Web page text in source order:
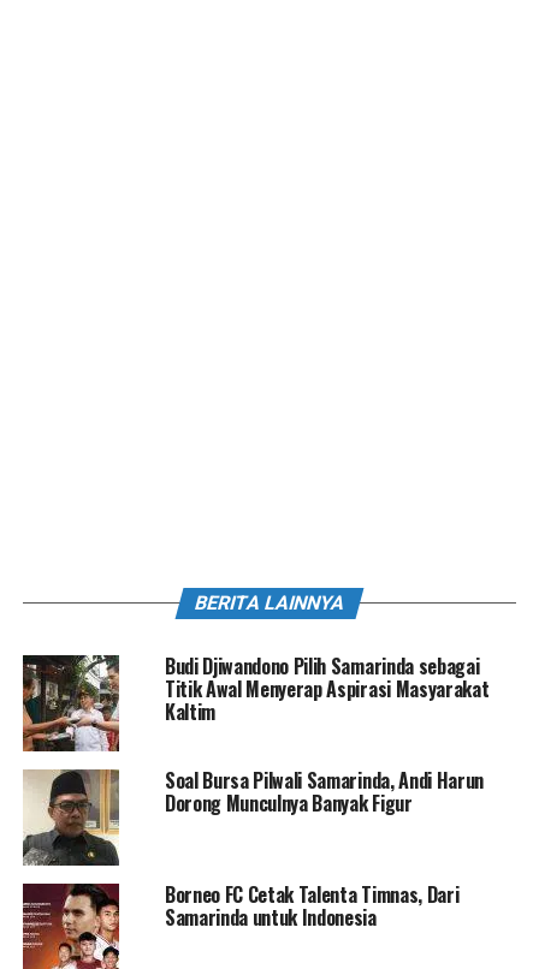
BERITA LAINNYA
Budi Djiwandono Pilih Samarinda sebagai
Titik Awal Menyerap Aspirasi Masyarakat
Kaltim
Soal Bursa Pilwali Samarinda, Andi Harun
Dorong Munculnya Banyak Figur
Borneo FC Cetak Talenta Timnas, Dari
Samarinda untuk Indonesia